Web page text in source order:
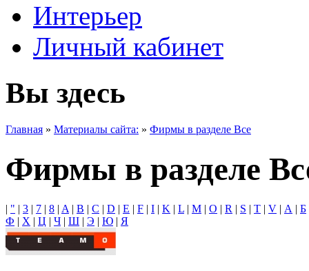
Интерьер
Личный кабинет
Вы здесь
Главная » Материалы сайта: » Фирмы в разделе Все
Фирмы в разделе
| " | 3 | 7 | 8 | A | B | C | D | E | F | I | K | L | M | O | R | S | T | V | А | Б
Ф | Х | Ц | Ч | Ш | Э | Ю | Я